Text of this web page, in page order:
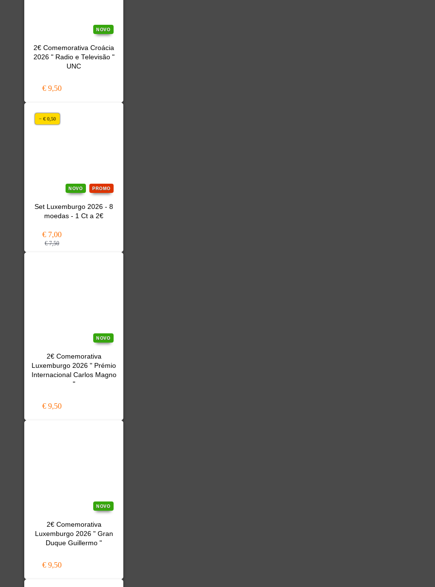
NOVO
2€ Comemorativa Croácia
2026 " Radio e Televisão "
UNC
€ 9,50
NOVO PROMO
Set Luxemburgo 2026 - 8
moedas - 1 Ct a 2€
€ 7,00
€ 7,50
− € 0,50
NOVO
2€ Comemorativa
Luxemburgo 2026 " Prémio
Internacional Carlos Magno
"
€ 9,50
NOVO
2€ Comemorativa
Luxemburgo 2026 " Gran
Duque Guillermo "
€ 9,50